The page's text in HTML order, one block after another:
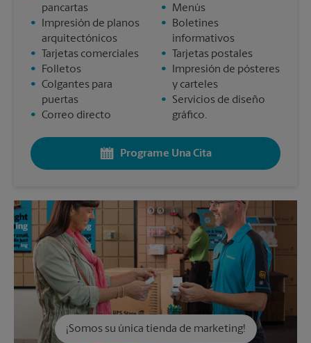
pancartas
•
Impresión de planos
arquitectónicos
•
Tarjetas comerciales
•
Folletos
• Colgantes para
puertas
• Correo directo
•
Menús
•
Boletines
informativos
•
Tarjetas postales
•
Impresión de pósteres
y carteles
•
Servicios de diseño
gráfico.
Programe Una Cita
¡Somos su única tienda de marketing!